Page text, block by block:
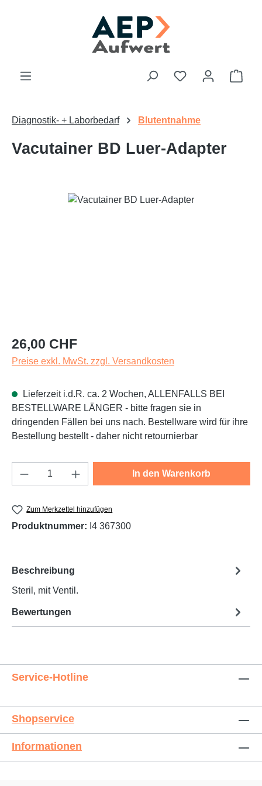
Du hast 0
Diagnostik- + Laborbedarf Blutentnahme
Vacutainer BD Luer-Adapter
Bildergalerie überspringen
Regulärer Preis:
26,00 CHF
Preise exkl. MwSt. zzgl. Versandkosten
Lieferzeit i.d.R. ca. 2 Wochen, ALLENFALLS BEI
BESTELLWARE LÄNGER - bitte fragen sie in
dringenden Fällen bei uns nach. Bestellware wird für ihre
Bestellung bestellt - daher nicht retournierbar
Produkt Anzahl: Gib den gewünschten
In den Warenkorb
Zum Merkzettel hinzufügen
Produktnummer: I4 367300
Beschreibung
Steril, mit Ventil.
Bewertungen
Service-Hotline
Shopservice
Informationen